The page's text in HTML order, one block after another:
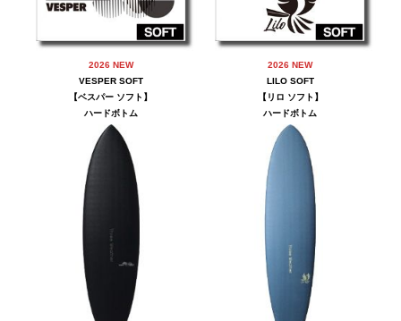
2026 NEW
VESPERSOFT
【ベスパー ソフト】
ハードボトム
2026 NEW
LILOSOFT
【 リロ ソフト】
ハードボトム